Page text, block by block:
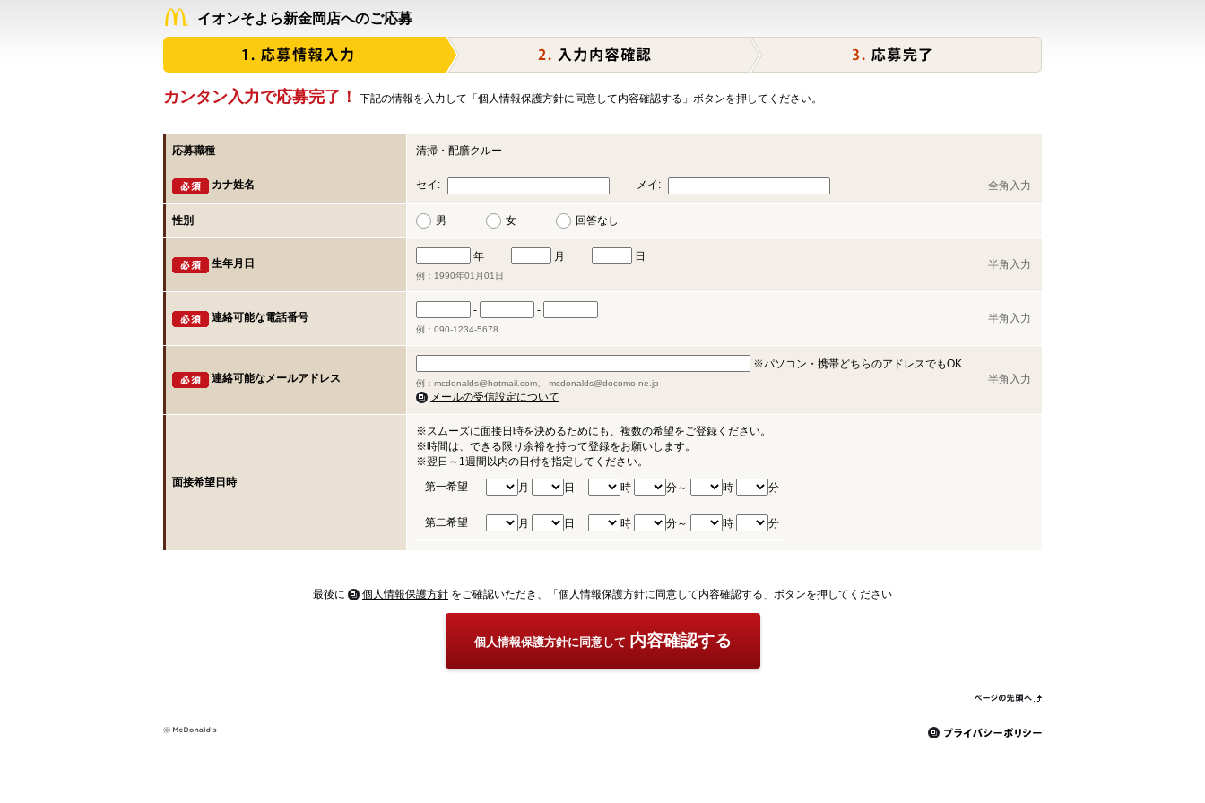
イオンそよら新金岡店へのご応募
カンタン入力で応募完了！ 下記の情報を入力して「個人情報保護方針に同意して内容確認する」ボタンを押してください。
応募職種 清掃・配膳クルー
カナ姓名 セイ: メイ: 全角入力
性別 男 女 回答なし
生年月日
年 月 日
例：1990年01月01日
半角入力
連絡可能な電話番号
- -
例：090-1234-5678
半角入力
連絡可能なメールアドレス
※パソコン・携帯どちらのアドレスでもOK
例：mcdonalds@hotmail.com、 mcdonalds@docomo.ne.jp
メールの受信設定について
半角入力
面接希望日時
※スムーズに面接日時を決めるためにも、複数の希望をご登録ください。
※時間は、できる限り余裕を持って登録をお願いします。
※翌日～1週間以内の日付を指定してください。
第一希望
月 日 時 分～ 時 分
第二希望 月 日 時 分～ 時 分
最後に 個人情報保護方針 をご確認いただき、「個人情報保護方針に同意して内容確認する」ボタンを押してください
個人情報保護方針に同意して 内容確認する